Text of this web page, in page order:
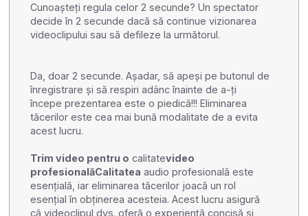
Cunoașteți regula celor 2 secunde? Un spectator
decide în 2 secunde dacă să continue vizionarea
videoclipului sau să defileze la următorul.
Da, doar 2 secunde. Așadar, să apeși pe butonul de
înregistrare și să respiri adânc înainte de a-ți
începe prezentarea este o piedică!!! Eliminarea
tăcerilor este cea mai bună modalitate de a evita
acest lucru.
Trim video pentru o calitatevideo
profesionalăCalitatea audio profesională este
esențială, iar eliminarea tăcerilor joacă un rol
esențial în obținerea acesteia. Acest lucru asigură
că videoclipul dvs. oferă o experiență concisă și